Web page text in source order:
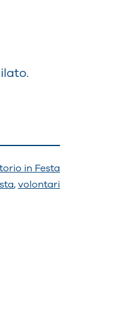
in Festa
,volontari